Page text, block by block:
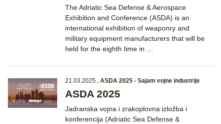
The Adriatic Sea Defense & Aerospace
Exhibition and Conference (ASDA) is an
international exhibition of weaponry and
military equipment manufacturers that will be
held for the eighth time in …
21.03.2025., ASDA 2025 - Sajam vojne industrije
ASDA 2025
Jadranska vojna i zrakoplovna izložba i
konferencija (Adriatic Sea Defense &